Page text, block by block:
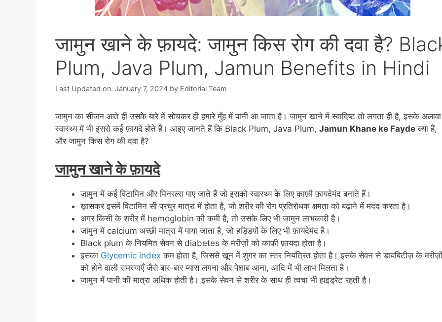
जामुन खाने के फ़ायदे: जामुन किस रोग की दवा है?
Plum, Java Plum, Jamun Benefits in Hindi
Last Updated on: January 7, 2024 by Editorial Team
जामुन का सीजन आते ही उसके बारे में सोचकर ही हमारे मुँह में पानी आ जाता है। जामुन खाने में स्वादिष्ट तो लगता ही है, इसके अलावा
स्वास्थ्य में भी इससे कई फ़ायदे होते हैं। आइए जानते हैं कि Black Plum, Java Plum, Jamun Khane ke Fayde क्या हैं,
और जामुन किस रोग की दवा है?
जामुन खाने के फ़ायदे
जामुन में कई विटामिन और मिनरल्स पाए जाते हैं जो इसको स्वास्थ्य के लिए काफ़ी फ़ायदेमंद बनाते हैं।
ख़ासकर इसमें विटामिन सी प्रचुर मात्रा में होता है, जो शरीर की रोग प्रतिरोधक क्षमता को बढ़ाने में मदद करता है।
अगर किसी के शरीर में hemoglobin की कमी है, तो उसके लिए भी जामुन लाभकारी है।
जामुन में calcium अच्छी मात्रा में पाया जाता है, जो हड्डियों के लिए भी फ़ायदेमंद है।
Black plum के नियमित सेवन से diabetes के मरीज़ों को काफ़ी फ़ायदा होता है।
इसका Glycemic index कम होता है, जिससे खून में शुगर का स्तर नियंत्रित होता है। इसके सेवन से डायबिटीज़ के मरीज़ों
को होने वाली समस्याएँ जैसे बार-बार प्यास लगना और पेशाब आना, आदि में भी लाभ मिलता है।
जामुन में पानी की मात्रा अधिक होती है। इसके सेवन से शरीर के साथ ही त्वचा भी हाइड्रेट रहती है।